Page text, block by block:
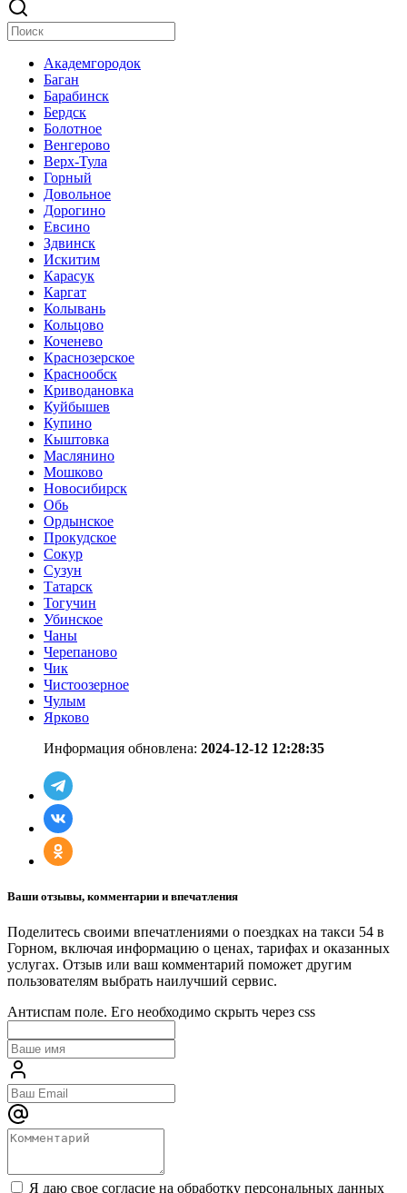
Академгородок
Баган
Барабинск
Бердск
Болотное
Венгерово
Верх-Тула
Горный
Довольное
Дорогино
Евсино
Здвинск
Искитим
Карасук
Каргат
Колывань
Кольцово
Коченево
Краснозерское
Краснообск
Криводановка
Куйбышев
Купино
Кыштовка
Маслянино
Мошково
Новосибирск
Обь
Ордынское
Прокудское
Сокур
Сузун
Татарск
Тогучин
Убинское
Чаны
Черепаново
Чик
Чистоозерное
Чулым
Ярково
Информация обновлена: 2024-12-12 12:28:35
Ваши отзывы, комментарии и впечатления
Поделитесь своими впечатлениями о поездках на такси 54 в
Горном, включая информацию о ценах, тарифах и оказанных
услугах. Отзыв или ваш комментарий поможет другим
пользователям выбрать наилучший сервис.
Антиспам поле. Его необходимо скрыть через css
Я даю свое согласие на обработку персональных данных